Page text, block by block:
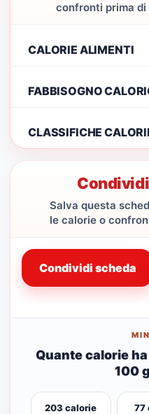
confronti prima di
CALORIE ALIMENTI
FABBISOGNO
CLASSIFICHE
Salva questa
le calorie o
Condividi scheda
Quante calorie
100
203 calorie 77